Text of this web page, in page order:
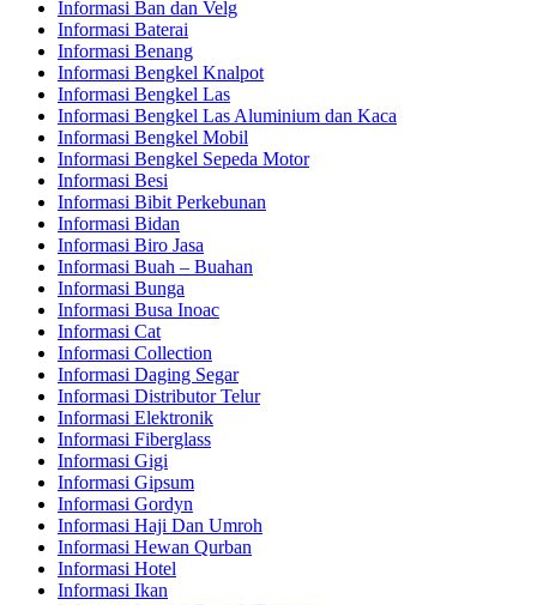
Informasi Ban dan Velg
Informasi Baterai
Informasi Benang
Informasi Bengkel Knalpot
Informasi Bengkel Las
Informasi Bengkel Las Aluminium dan Kaca
Informasi Bengkel Mobil
Informasi Bengkel Sepeda Motor
Informasi Besi
Informasi Bibit Perkebunan
Informasi Bidan
Informasi Biro Jasa
Informasi Buah – Buahan
Informasi Bunga
Informasi Busa Inoac
Informasi Cat
Informasi Collection
Informasi Daging Segar
Informasi Distributor Telur
Informasi Elektronik
Informasi Fiberglass
Informasi Gigi
Informasi Gipsum
Informasi Gordyn
Informasi Haji Dan Umroh
Informasi Hewan Qurban
Informasi Hotel
Informasi Ikan